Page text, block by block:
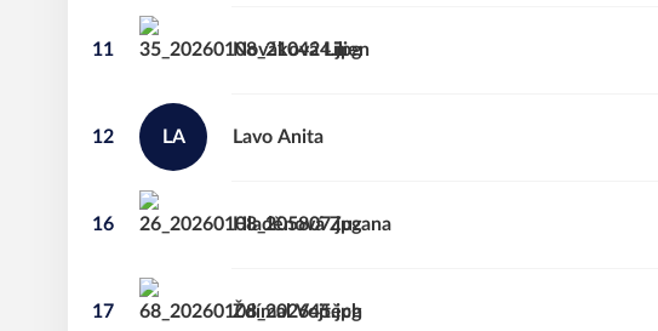
11 Lilien
Nováková
12 LA Anita
Lavo
16 Zuzana
Hladěnová
17 Vojtěch
Ždímal